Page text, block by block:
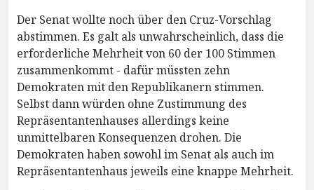
Der Senat wollte noch über den Cruz-Vorschlag
abstimmen. Es galt als unwahrscheinlich, dass die
erforderliche Mehrheit von 60 der 100 Stimmen
zusammenkommt - dafür müssten zehn
Demokraten mit den Republikanern stimmen.
Selbst dann würden ohne Zustimmung des
Repräsentantenhauses allerdings keine
unmittelbaren Konsequenzen drohen. Die
Demokraten haben sowohl im Senat als auch im
Repräsentantenhaus jeweils eine knappe Mehrheit.